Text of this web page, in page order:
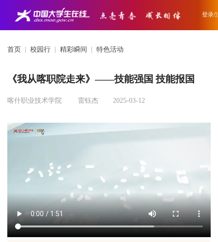
登录/
首页 校园行 精彩瞬间 特色活动
《我从喀职院走来》——技能强国 技能报国
喀什职业技术学院 雷钰杰 2025-03-12